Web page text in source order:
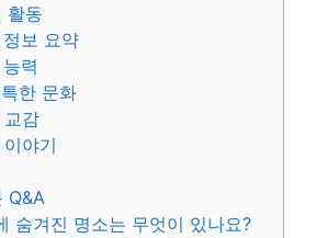
활동
보 요약
력
한 문화
교감
야기
Q&A
숨겨진 명소는 무엇이 있나요?